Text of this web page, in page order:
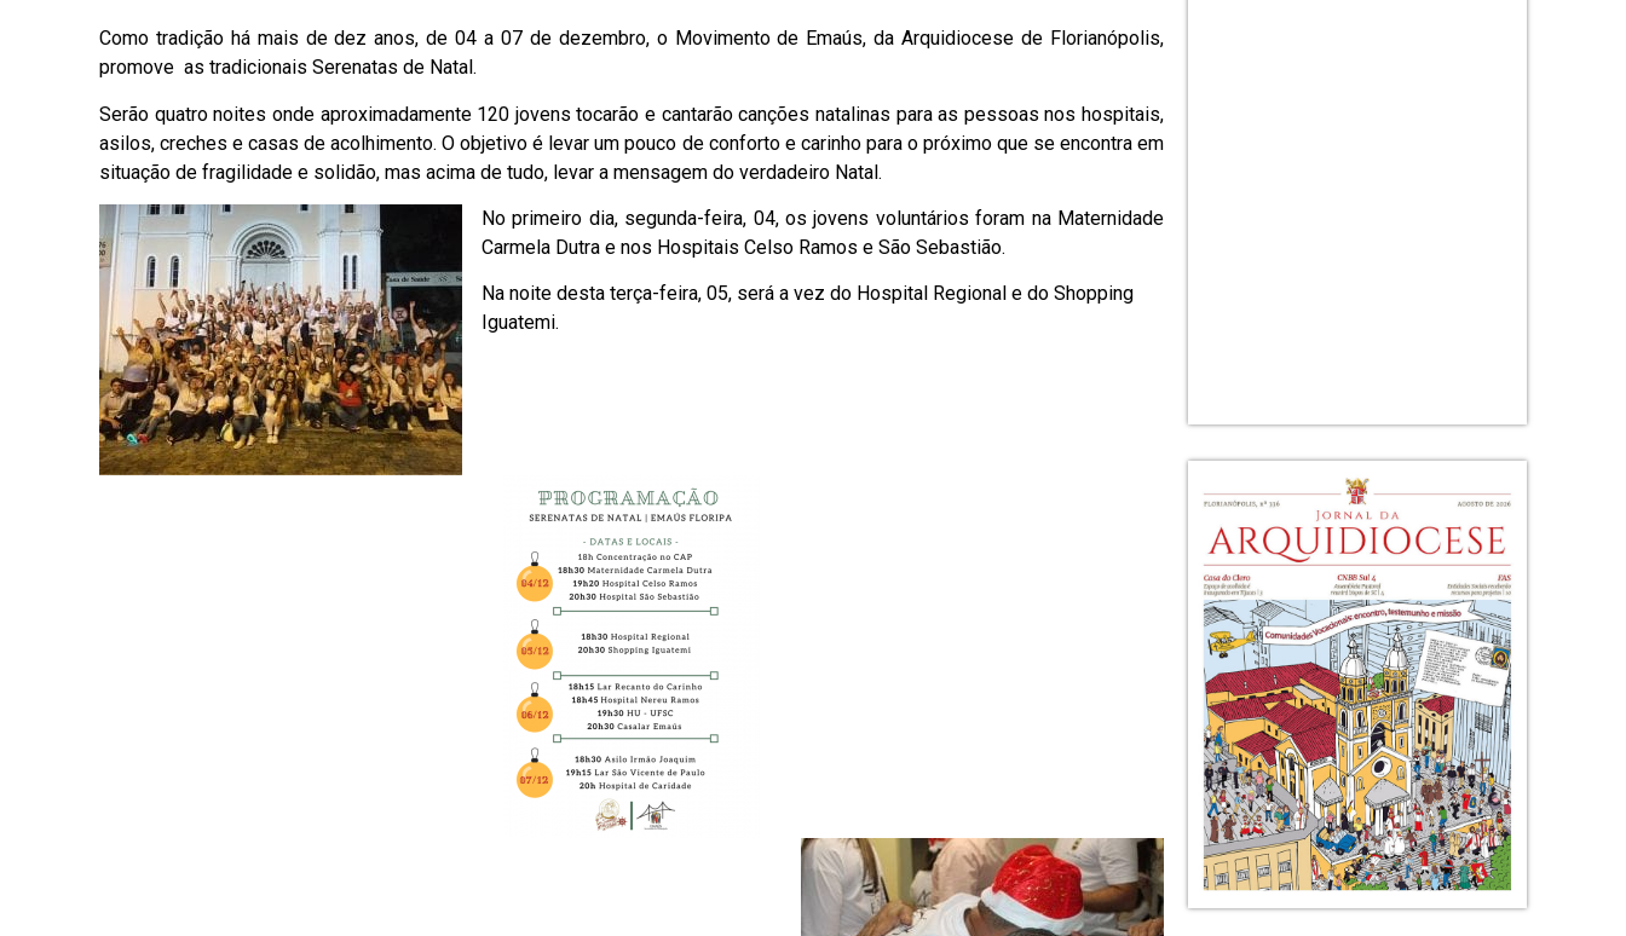
Como tradição há mais de dez anos, de 04 a 07 de dezembro, o Movimento de Emaús, da Arquidiocese de Florianópolis,
promove as tradicionais Serenatas de Natal.
Serão quatro noites onde aproximadamente 120 jovens tocarão e cantarão canções natalinas para as pessoas nos hospitais,
asilos, creches e casas de acolhimento. O objetivo é levar um pouco de conforto e carinho para o próximo que se encontra em
situação de fragilidade e solidão, mas acima de tudo, levar a mensagem do verdadeiro Natal.
No primeiro dia, segunda-feira, 04, os jovens voluntários foram na Maternidade
Carmela Dutra e nos Hospitais Celso Ramos e São Sebastião.
Na noite desta terça-feira, 05, será a vez do Hospital Regional e do Shopping
Iguatemi.